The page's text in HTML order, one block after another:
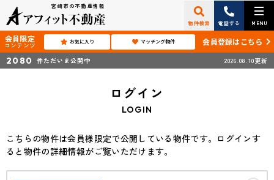
宮崎市の不動産情報
物件検索 電話する MENU
会員限定
コンテンツ お気に入り マッチング物件 会員登録はこちら
2080 件ただいま公開中 2026.08.10更新
ログイン
LOGIN
こちらの物件は会員様限定で公開している物件です。ログインす
ると物件の詳細情報がご覧いただけます。